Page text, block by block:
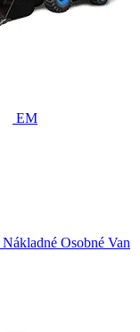
EM
Nákladné Osobné Van